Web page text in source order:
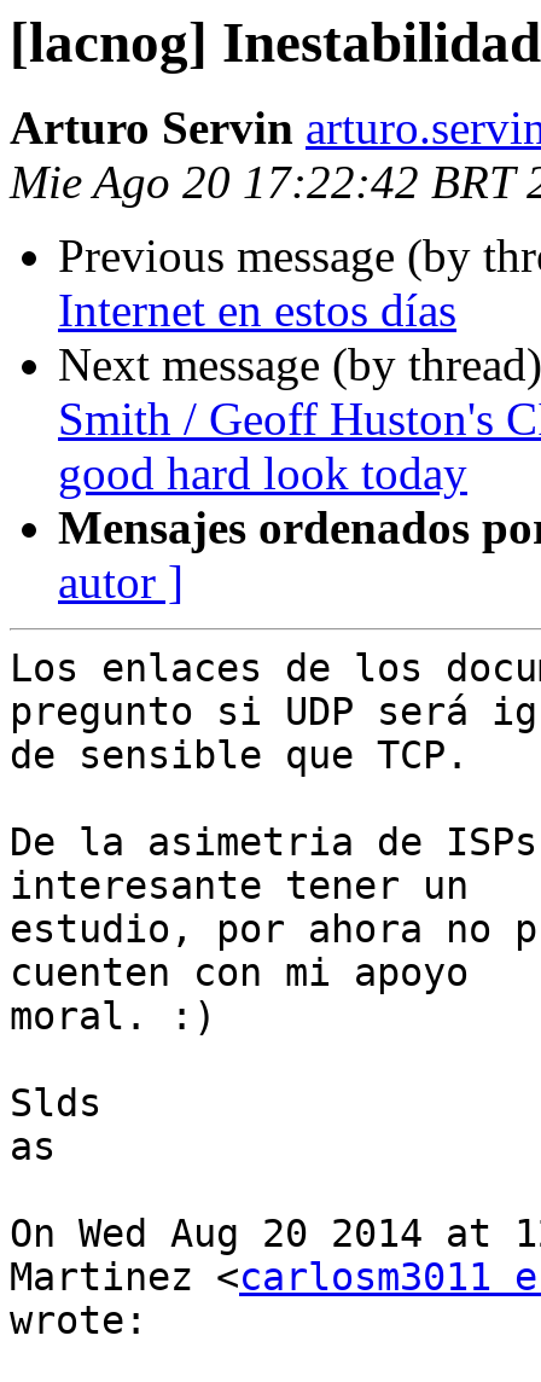
[lacnog]
Arturo Servin
Mie Ago 20 17:22:42 BRT
Previous message (by
Internet en estos días
Next message (by
Smith / Geoff Huston's
good hard look today
Mensajes ordenados
autor ]
Los enlaces de los
pregunto si UDP será
de sensible que TCP.
De la asimetria de
interesante tener un
estudio, por ahora no
cuenten con mi apoyo
moral. :)
Slds
as
On Wed Aug 20 2014 at
Martinez <carlosm3011
wrote: